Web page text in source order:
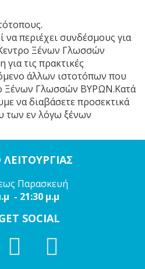
να περιέχει συνδέσμους για
Ξένων Γλωσσών
τις πρακτικές
άλλων ιστοτόπων που
Ξένων Γλωσσών ΒΥΡΩΝ.Κατά
να διαβάσετε προσεκτικά
των εν λόγω ξένων
Παρασκευή
- 21:30 μ.μ
SOCIAL